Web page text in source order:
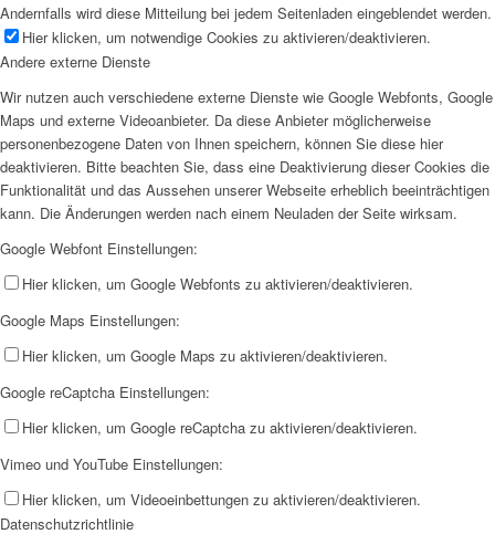
Andernfalls wird diese Mitteilung bei jedem Seitenladen eingeblendet werden.
Hier klicken, um notwendige Cookies zu aktivieren/deaktivieren.
Andere externe Dienste
Wir nutzen auch verschiedene externe Dienste wie Google Webfonts, Google
Maps und externe Videoanbieter. Da diese Anbieter möglicherweise
personenbezogene Daten von Ihnen speichern, können Sie diese hier
deaktivieren. Bitte beachten Sie, dass eine Deaktivierung dieser Cookies die
Funktionalität und das Aussehen unserer Webseite erheblich beeinträchtigen
kann. Die Änderungen werden nach einem Neuladen der Seite wirksam.
Google Webfont Einstellungen:
Hier klicken, um Google Webfonts zu aktivieren/deaktivieren.
Google Maps Einstellungen:
Hier klicken, um Google Maps zu aktivieren/deaktivieren.
Google reCaptcha Einstellungen:
Hier klicken, um Google reCaptcha zu aktivieren/deaktivieren.
Vimeo und YouTube Einstellungen:
Hier klicken, um Videoeinbettungen zu aktivieren/deaktivieren.
Datenschutzrichtlinie